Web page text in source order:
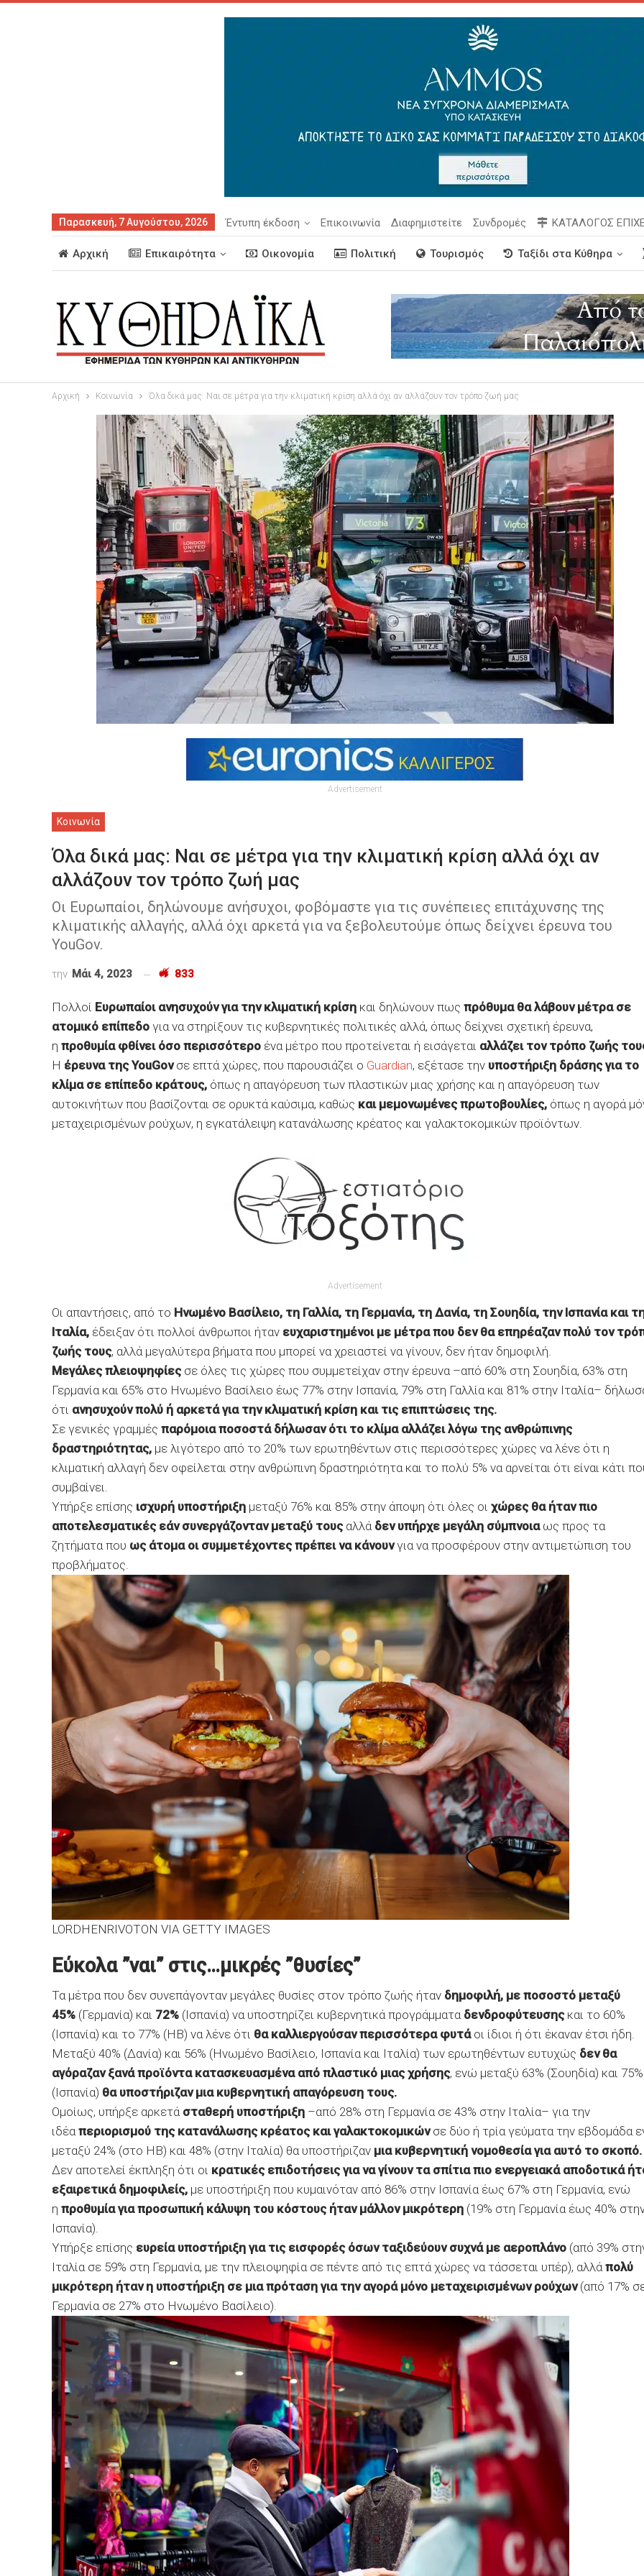
Παρασκευή, 7 Αυγούστου, 2026 Έντυπη έκδοση Επικοινωνία Διαφημιστείτε Συνδρομές ΚΑΤΑΛΟΓΟΣ
Αρχική Επικαιρότητα Οικονομία Πολιτική Τουρισμός Ταξίδι στα Κύθηρα
Αρχική Κοινωνία Όλα δικά μας: Ναι σε μέτρα για την κλιματική κρίση αλλά όχι αν αλλάζουν τον τρόπο ζωή μας
Advertisement
Κοινωνία
Όλα δικά μας: Ναι σε μέτρα για την κλιματική κρίση αλλά όχι αν
αλλάζουν τον τρόπο ζωή μας
Οι Ευρωπαίοι, δηλώνουμε ανήσυχοι, φοβόμαστε για τις συνέπειες επιτάχυνσης της
κλιματικής αλλαγής, αλλά όχι αρκετά για να ξεβολευτούμε όπως δείχνει έρευνα του
ΥοuGov.
την Μάι 4, 2023 833
Πολλοί Ευρωπαίοι ανησυχούν για την κλιματική κρίση και δηλώνουν πως πρόθυμα θα λάβουν μέτρα σε
ατομικό επίπεδο για να στηρίξουν τις κυβερνητικές πολιτικές αλλά, όπως δείχνει σχετική έρευνα,
η προθυμία φθίνει όσο περισσότερο ένα μέτρο που προτείνεται ή εισάγεται αλλάζει τον τρόπο ζωής
Η έρευνα της YouGovσε επτά χώρες, που παρουσιάζει ο Guardian, εξέτασε την υποστήριξη δράσης για το
κλίμα σε επίπεδο κράτους, όπως η απαγόρευση των πλαστικών μιας χρήσης και η απαγόρευση των
αυτοκινήτων που βασίζονται σε ορυκτά καύσιμα, καθώς και μεμονωμένες πρωτοβουλίες, όπως η αγορά
μεταχειρισμένων ρούχων, η εγκατάλειψη κατανάλωσης κρέατος και γαλακτοκομικών προϊόντων.
Advertisement
Οι απαντήσεις, από το Ηνωμένο Βασίλειο, τη Γαλλία, τη Γερμανία, τη Δανία, τη Σουηδία, την Ισπανία και
Ιταλία, έδειξαν ότι πολλοί άνθρωποι ήταν ευχαριστημένοι με μέτρα που δεν θα επηρέαζαν πολύ τον
ζωής τους, αλλά μεγαλύτερα βήματα που μπορεί να χρειαστεί να γίνουν, δεν ήταν δημοφιλή.
Μεγάλες πλειοψηφίεςσε όλες τις χώρες που συμμετείχαν στην έρευνα –από 60% στη Σουηδία, 63% στη
Γερμανία και 65% στο Ηνωμένο Βασίλειο έως 77% στην Ισπανία, 79% στη Γαλλία και 81% στην Ιταλία–
ότι ανησυχούν πολύ ή αρκετά για την κλιματική κρίση και τις επιπτώσεις της.
Σε γενικές γραμμές παρόμοια ποσοστά δήλωσαν ότι το κλίμα αλλάζει λόγω της ανθρώπινης
δραστηριότητας, με λιγότερο από το 20% των ερωτηθέντων στις περισσότερες χώρες να λένε ότι η
κλιματική αλλαγή δεν οφείλεται στην ανθρώπινη δραστηριότητα και το πολύ 5% να αρνείται ότι είναι κάτι
συμβαίνει.
Υπήρξε επίσης ισχυρή υποστήριξη μεταξύ 76% και 85% στην άποψη ότι όλες οι χώρες θα ήταν πιο
αποτελεσματικές εάν συνεργάζονταν μεταξύ τουςαλλά δεν υπήρχε μεγάλη σύμπνοιαως προς τα
ζητήματα που ως άτομα οι συμμετέχοντες πρέπει να κάνουνγια να προσφέρουν στην αντιμετώπιση του
προβλήματος.
LORDHENRIVOTON VIA GETTY IMAGES
Εύκολα ”ναι” στις…μικρές ”θυσίες”
Τα μέτρα που δεν συνεπάγονταν μεγάλες θυσίες στον τρόπο ζωής ήταν δημοφιλή, με ποσοστό μεταξύ
45% (Γερμανία) και 72% (Ισπανία) να υποστηρίζει κυβερνητικά προγράμματαδενδροφύτευσηςκαι το 60%
(Ισπανία) και το 77% (ΗΒ) να λένε ότι θα καλλιεργούσαν περισσότερα φυτάοι ίδιοι ή ότι έκαναν έτσι ήδη.
Μεταξύ 40% (Δανία) και 56% (Ηνωμένο Βασίλειο, Ισπανία και Ιταλία) των ερωτηθέντων ευτυχώς δεν θα
αγόραζαν ξανά προϊόντα κατασκευασμένα από πλαστικό μιας χρήσης, ενώ μεταξύ 63% (Σουηδία) και 75%
(Ισπανία) θα υποστήριζαν μια κυβερνητική απαγόρευση τους.
Ομοίως, υπήρξε αρκετά σταθερή υποστήριξη –από 28% στη Γερμανία σε 43% στην Ιταλία– για την
ιδέαπεριορισμού της κατανάλωσης κρέατος και γαλακτοκομικώνσε δύο ή τρία γεύματα την εβδομάδα
μεταξύ 24% (στο ΗΒ) και 48% (στην Ιταλία) θα υποστήριζαν μια κυβερνητική νομοθεσία για αυτό το σκοπό.
Δεν αποτελεί έκπληξη ότι οι κρατικές επιδοτήσεις για να γίνουν τα σπίτια πιο ενεργειακά αποδοτικά
εξαιρετικά δημοφιλείς, με υποστήριξη που κυμαινόταν από 86% στην Ισπανία έως 67% στη Γερμανία, ενώ
η προθυμία για προσωπική κάλυψη του κόστους ήταν μάλλον μικρότερη (19% στη Γερμανία έως 40%
Ισπανία).
Υπήρξε επίσης ευρεία υποστήριξη για τις εισφορές όσων ταξιδεύουν συχνά με αεροπλάνο (από 39%
Ιταλία σε 59% στη Γερμανία, με την πλειοψηφία σε πέντε από τις επτά χώρες να τάσσεται υπέρ), αλλάπολύ
μικρότερη ήταν η υποστήριξη σε μια πρόταση για την αγορά μόνο μεταχειρισμένων ρούχων(από 17%
Γερμανία σε 27% στο Ηνωμένο Βασίλειο).